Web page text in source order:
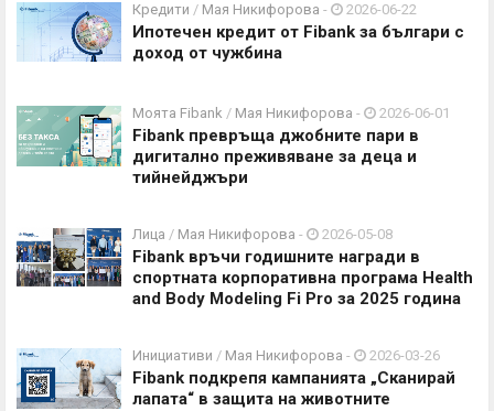
Кредити / Мая Никифорова - 2026-06-22
Ипотечен кредит от Fibank за българи с
доход от чужбина
Моята Fibank / Мая Никифорова - 2026-06-01
Fibank превръща джобните пари в
дигитално преживяване за деца и
тийнейджъри
Лица / Мая Никифорова - 2026-05-08
Fibank връчи годишните награди в
спортната корпоративна програма Health
and Body Modeling Fi Pro за 2025 година
Инициативи / Мая Никифорова - 2026-03-26
Fibank подкрепя кампанията „Сканирай
лапата“ в защита на животните